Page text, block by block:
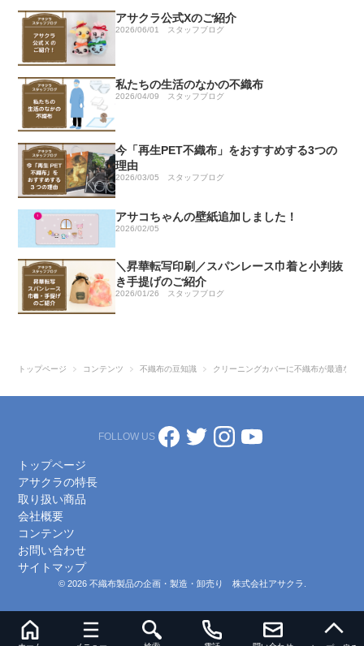
アサクラ公式Xのご紹介
2026/06/01 スタッフブログ
私たちの生活のなかの不織布
2026/04/09 スタッフブログ
今「再生PET不織布」をおすすめする3つの
理由
2026/03/05 スタッフブログ
アサコちゃんの壁紙追加しました！
2026/02/05
＼昇華転写印刷／スパンレース巾着と小判抜
き手提げのご紹介
2026/01/26 スタッフブログ
トップページ コンテンツ 不織布の豆知識 クリーニングカバーに不織布が最適なワ
FOLLOW US
トップページ
アサクラの特長
取り扱い商品
会社概要
コンテンツ
お問い合わせ
サイトマップ
© 2026 不織布製品の企画・製造・卸売り 株式会社アサクラ.